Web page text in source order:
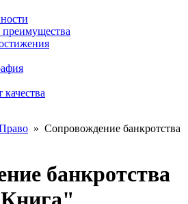
» Сопровождение банкротства
банкротства